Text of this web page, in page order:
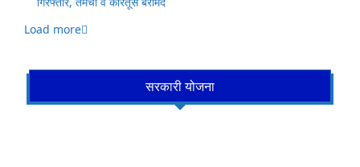
Load more
सरकारी योजना